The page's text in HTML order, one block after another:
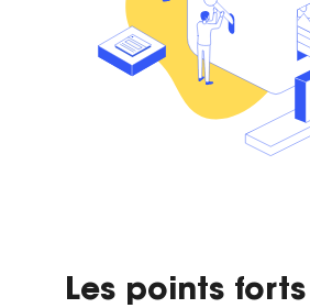
Les points forts